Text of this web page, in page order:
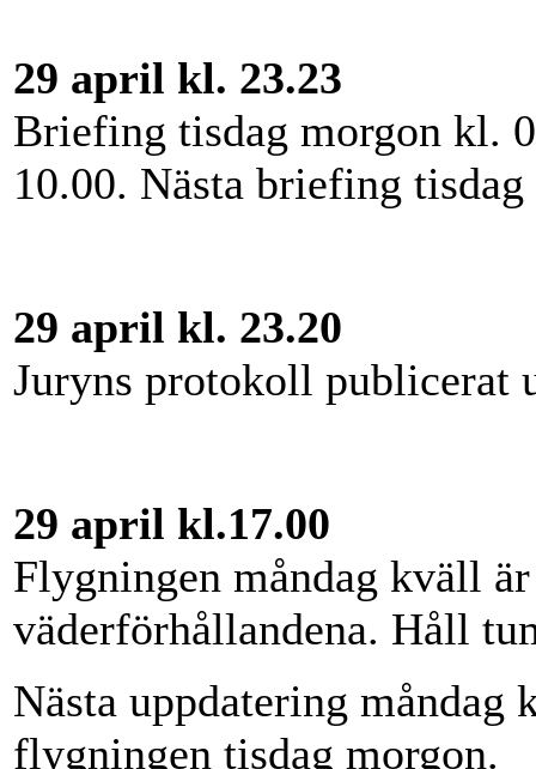
29 april kl. 23.23
Briefing tisdag morgon kl.
10.00. Nästa briefing
29 april kl. 23.20
Juryns protokoll publicerat
29 april kl.17.00
Flygningen måndag kväll
väderförhållandena. Håll
Nästa uppdatering måndag
flygningen tisdag morgon.